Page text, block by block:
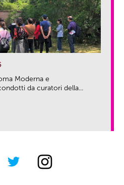
Moderna e
da curatori della...